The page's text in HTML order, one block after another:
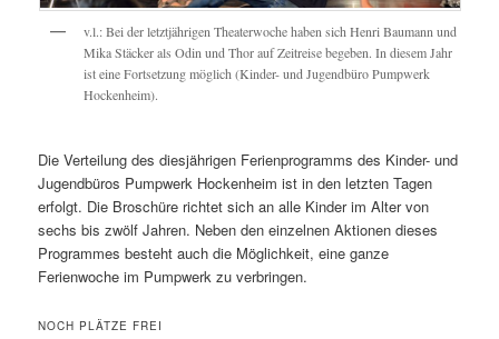
v.l.: Bei der letztjährigen Theaterwoche haben sich Henri Baumann und
Mika Stäcker als Odin und Thor auf Zeitreise begeben. In diesem Jahr
ist eine Fortsetzung möglich (Kinder- und Jugendbüro Pumpwerk
Hockenheim).
Die Verteilung des diesjährigen Ferienprogramms des Kinder- und
Jugendbüros Pumpwerk Hockenheim ist in den letzten Tagen
erfolgt. Die Broschüre richtet sich an alle Kinder im Alter von
sechs bis zwölf Jahren. Neben den einzelnen Aktionen dieses
Programmes besteht auch die Möglichkeit, eine ganze
Ferienwoche im Pumpwerk zu verbringen.
NOCH PLÄTZE FREI